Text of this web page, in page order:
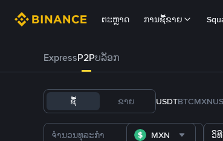
ຕະຫຼາດ ການຊື້ຂາຍ
ExpressP2Pບລັອກ
ຊື້ ຂາຍ USDTBTCMXN
MXN ວິ